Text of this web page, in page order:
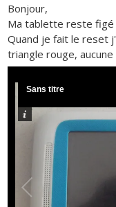
Bonjour,
Ma tablette reste figé
Quand je fait le reset
triangle rouge,
Sans titre